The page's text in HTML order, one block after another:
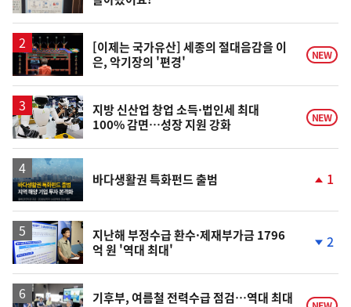
일
영
상
[이제는 국가유산] 세종의 절대음감을 이
은, 악기장의 '편경'
NEW
지방 신산업 창업 소득·법인세 최대
100% 감면…성장 지원 강화
NEW
바다생활권 특화펀드 출범
계
1
지난해 부정수급 환수·제재부가금 1796
억 원 '역대 최대'
계
락
2
기후부, 여름철 전력수급 점검…역대 최대